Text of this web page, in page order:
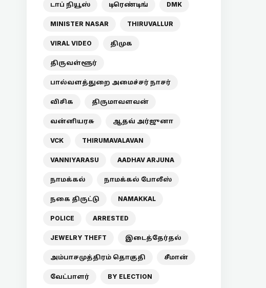
டாப் நியூஸ் டிரெண்டிங் DMK
MINISTER NASAR THIRUVALLUR
VIRAL VIDEO திமுக
திருவள்ளூர்
பால்வளத்துறை அமைச்சர் நாசர்
விசிக திருமாவளவன்
வன்னியரசு ஆதவ் அர்ஜுனா
VCK THIRUMAVALAVAN
VANNIYARASU AADHAV ARJUNA
நாமக்கல் நாமக்கல் போலீஸ்
நகை திருட்டு NAMAKKAL
POLICE ARRESTED
JEWELRY THEFT இடைத்தேர்தல்
அம்பாசமுத்திரம் தொகுதி சீமான்
வேட்பாளர் BY ELECTION